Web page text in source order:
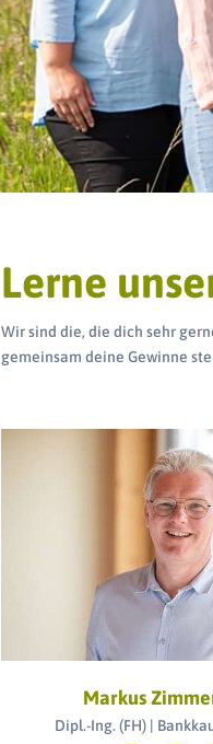
Lerne
Wir sind die, die dich sehr
gemeinsam deine Gewinne
Mehr
Markus
Dipl.-Ing. (FH) |